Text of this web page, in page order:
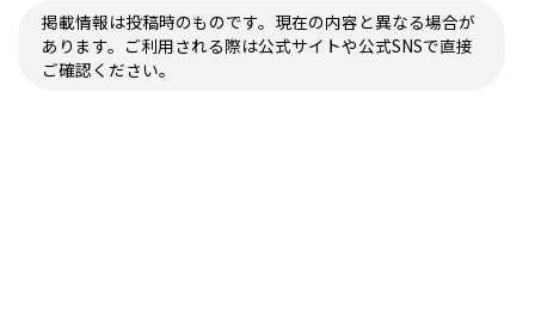
掲載情報は投稿時のものです。現在の内容と異なる場合が
あります。ご利用される際は公式サイトや公式SNSで直接
ご確認ください。